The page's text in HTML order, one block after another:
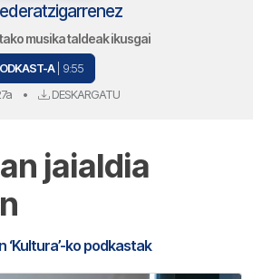
musika taldeak ikusgai
A | 9:55
• DESKARGATU
jaialdia
‘Kultura’-ko podkastak